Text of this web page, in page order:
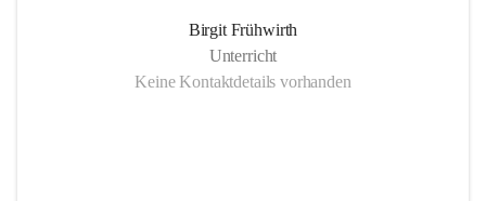
Birgit Frühwirth
Unterricht
Keine Kontaktdetails vorhanden